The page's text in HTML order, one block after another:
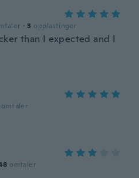
· 3 opplastinger
than I expected and I
omtaler
omtaler